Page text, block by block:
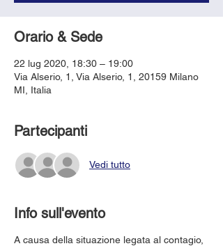
Orario & Sede
22 lug 2020, 18:30 – 19:00
Via Alserio, 1, Via Alserio, 1, 20159 Milano
MI, Italia
Partecipanti
Vedi tutto
Info sull'evento
A causa della situazione legata al contagio,